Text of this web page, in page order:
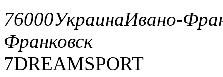
76000УкраинаИвано-
Франковск
7DREAMSPORT